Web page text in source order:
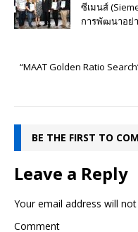
ซีเมนส์
การพัฒนาอย่
“MAAT Golden Ratio
BE THE FIRST TO
Leave a Reply
Your email address will
Comment